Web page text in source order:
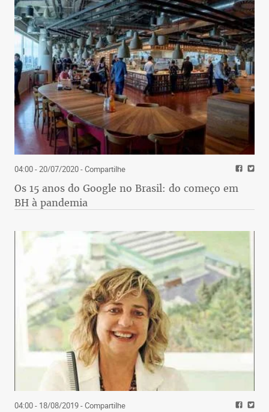
04:00 - 20/07/2020- Compartilhe
Os 15 anos do Google no Brasil: do começo em
BH à pandemia
04:00 - 18/08/2019- Compartilhe